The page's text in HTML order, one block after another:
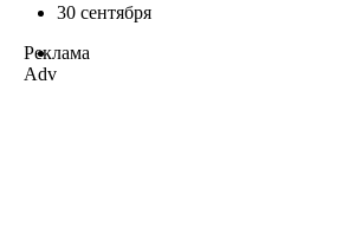
30 сентября
Реклама
Adv